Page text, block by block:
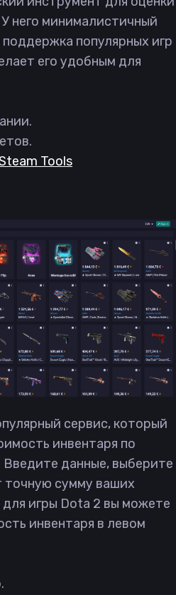
него минималистичный
популярных игр
его удобным для
Tools
сервис, который
инвентаря по
Введите данные, выберите
точную сумму ваших
игры Dota 2 вы можете
инвентаря в левом